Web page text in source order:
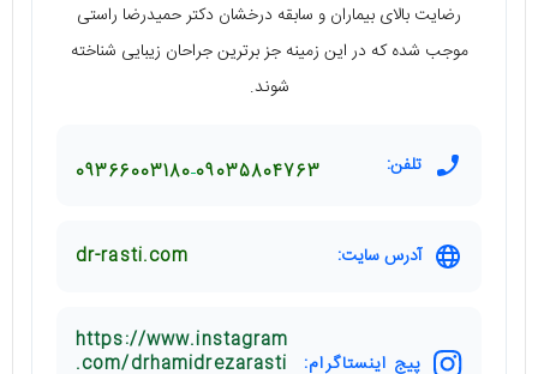
رضایت بالای بیماران و سابقه درخشان دکتر حمیدرضا راستی
موجب شده که در این زمینه جز برترین جراحان زیبایی شناخته
شوند.
تلفن: 09035804763
09366003180
آدرس سایت: dr-rasti.com
پیج اینستاگرام:
https://www.instagram
.com/drhamidrezarasti